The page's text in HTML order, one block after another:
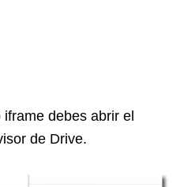
debes abrir el
de Drive.